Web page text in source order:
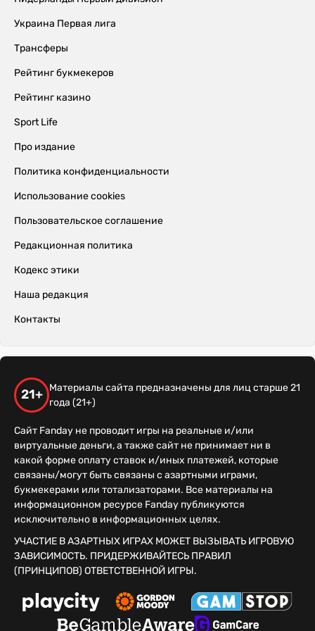
Украина Первая лига
Трансферы
Рейтинг букмекеров
Рейтинг казино
Sport Life
Про издание
Политика конфиденциальности
Использование cookies
Пользовательское соглашение
Редакционная политика
Кодекс этики
Наша редакция
Контакты
21+
Материалы сайта предназначены для лиц старше 21
года (21+)
Сайт Fanday не проводит игры на реальные и/или
виртуальные деньги, а также сайт не принимает ни в
какой форме оплату ставок и/иных платежей, которые
связаны/могут быть связаны с азартными играми,
букмекерами или тотализаторами. Все материалы на
информационном ресурсе Fanday публикуются
исключительно в информационных целях.
УЧАСТИЕ В АЗАРТНЫХ ИГРАХ МОЖЕТ ВЫЗЫВАТЬ ИГРОВУЮ
ЗАВИСИМОСТЬ. ПРИДЕРЖИВАЙТЕСЬ ПРАВИЛ
(ПРИНЦИПОВ) ОТВЕТСТВЕННОЙ ИГРЫ.